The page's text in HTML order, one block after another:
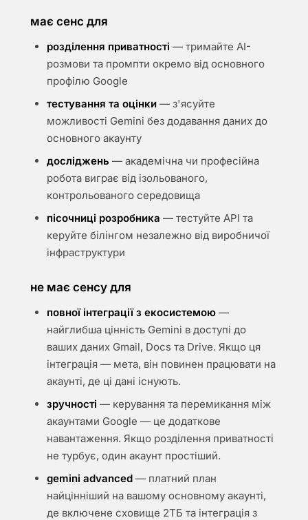
має сенс для
розділення приватності — тримайте AI-
розмови та промпти окремо від основного
профілю Google
тестування та оцінки — з'ясуйте
можливості Gemini без додавання даних до
основного акаунту
досліджень — академічна чи професійна
робота виграє від ізольованого,
контрольованого середовища
пісочниці розробника — тестуйте API та
керуйте білінгом незалежно від виробничої
інфраструктури
не має сенсу для
повної інтеграції з екосистемою —
найглибша цінність Gemini в доступі до
ваших даних Gmail, Docs та Drive. Якщо ця
інтеграція — мета, він повинен працювати на
акаунті, де ці дані існують.
зручності — керування та перемикання між
акаунтами Google — це додаткове
навантаження. Якщо розділення приватності
не турбує, один акаунт простіший.
gemini advanced — платний план
найцінніший на вашому основному акаунті,
де включене сховище 2ТБ та інтеграція з